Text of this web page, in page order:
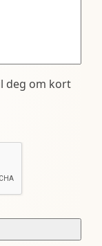
deg om kort